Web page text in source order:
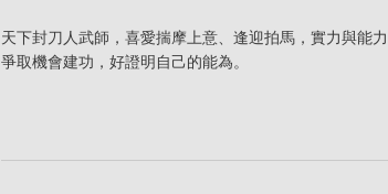
天下封刀人武師，喜愛揣摩上意、逢迎拍馬，實力與能
爭取機會建功，好證明自己的能為。